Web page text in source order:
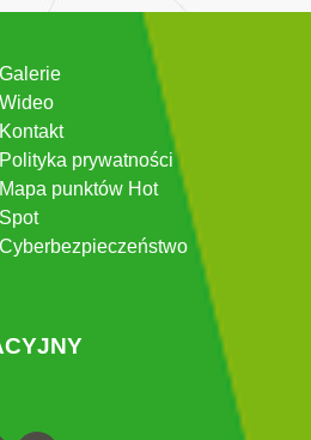
Galerie
Wideo
Kontakt
Polityka prywatności
Mapa punktów Hot
Spot
Cyberbezpieczeństwo